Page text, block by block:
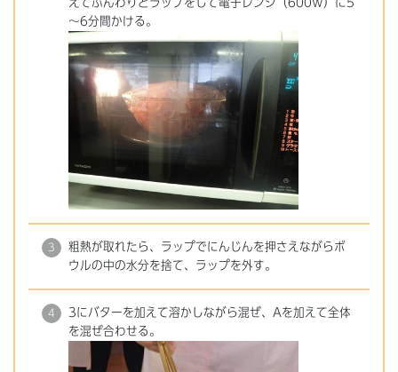
～6分間かける。
粗熱が取れたら、ラップでにんじんを押さえながらボ
ウルの中の水分を捨て、ラップを外す。
3にバターを加えて溶かしながら混ぜ、Aを加えて全体
を混ぜ合わせる。